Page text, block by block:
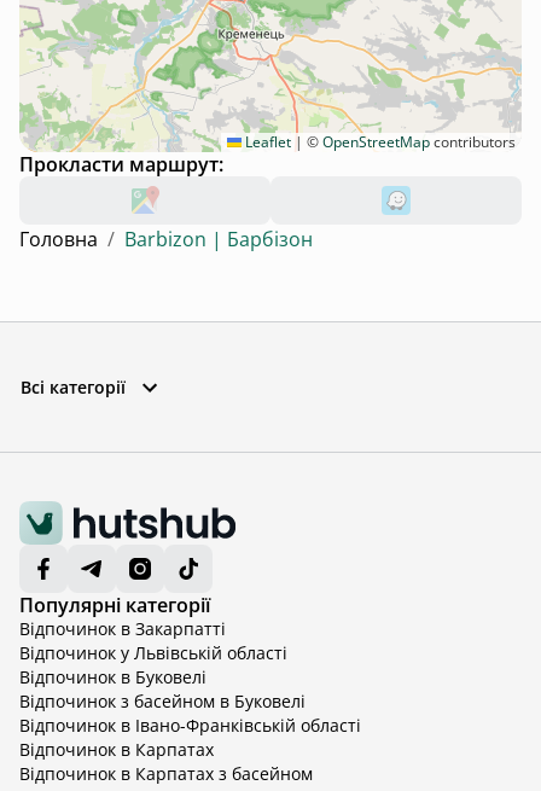
Leaflet | ©OpenStreetMapcontributors
Прокласти маршрут:
Головна / Barbizon | Барбізон
Всі категорії
Популярні категорії
Відпочинок в Закарпатті
Відпочинок у Львівській області
Відпочинок в Буковелі
Відпочинок з басейном в Буковелі
Відпочинок в Івано-Франківській області
Відпочинок в Карпатах
Відпочинок в Карпатах з басейном